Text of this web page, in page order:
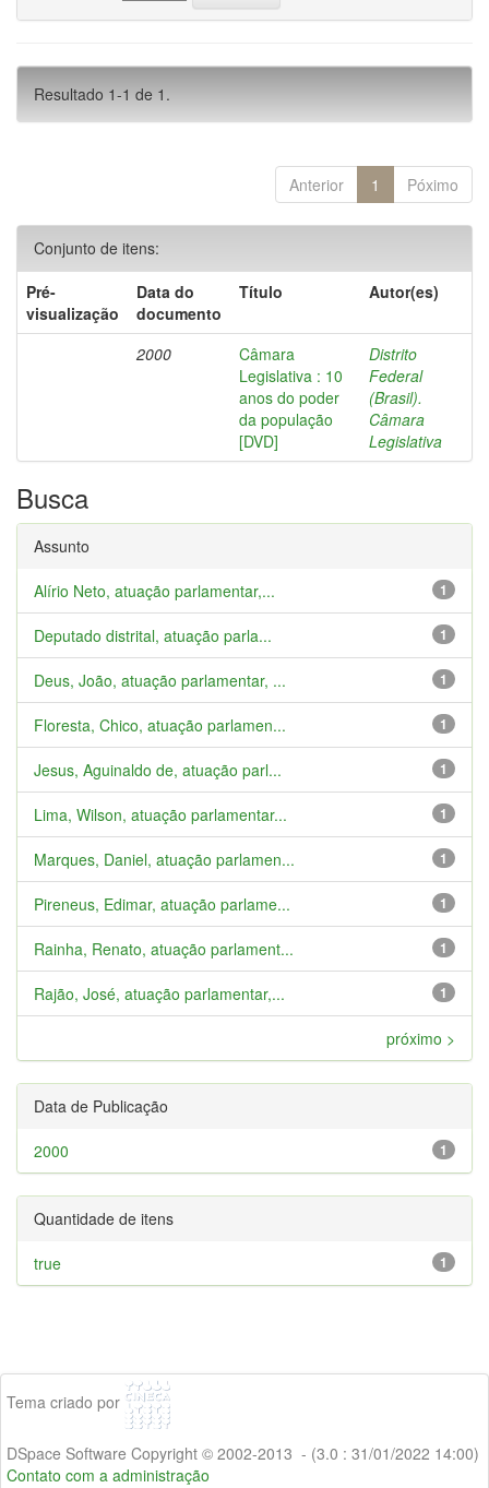
Resultado 1-1 de 1.
Anterior 1 Póximo
Conjunto de itens:
Pré-
visualização
Data do
documento
Título Autor(es)
2000
Câmara
Legislativa : 10
anos do poder
da população
[DVD]
Distrito
Federal
(Brasil).
Câmara
Legislativa
Busca
Assunto
1
Alírio Neto, atuação parlamentar,...
1
Deputado distrital, atuação parla...
1
Deus, João, atuação parlamentar, ...
1
Floresta, Chico, atuação parlamen...
1
Jesus, Aguinaldo de, atuação parl...
1
Lima, Wilson, atuação parlamentar...
1
Marques, Daniel, atuação parlamen...
1
Pireneus, Edimar, atuação parlame...
1
Rainha, Renato, atuação parlament...
1
Rajão, José, atuação parlamentar,...
próximo >
Data de Publicação
1
2000
Quantidade de itens
1
true
Tema criado por
DSpace Software Copyright © 2002-2013 - (3.0 : 31/01/2022 14:00)
Contato com a administração